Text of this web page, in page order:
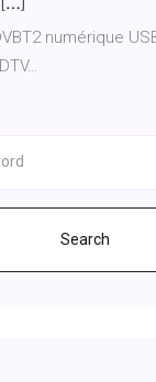
numérique
Search